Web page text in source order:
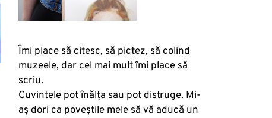
Îmi place să citesc, să pictez, să colind
muzeele, dar cel mai mult îmi place să
scriu.
Cuvintele pot înălța sau pot distruge. Mi-
aș dori ca poveștile mele să vă aducă un